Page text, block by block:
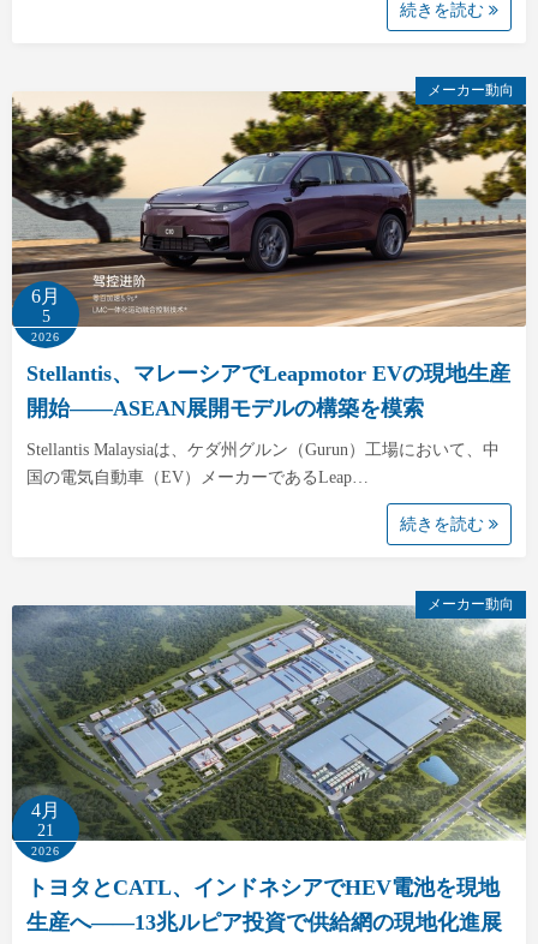
続きを読む
メーカー動向
6月
5
2026
Stellantis、マレーシアでLeapmotor EVの現地生産
開始――ASEAN展開モデルの構築を模索
Stellantis Malaysiaは、ケダ州グルン（Gurun）工場において、中
国の電気自動車（EV）メーカーであるLeap…
続きを読む
メーカー動向
4月
21
2026
トヨタとCATL、インドネシアでHEV電池を現地
生産へ――13兆ルピア投資で供給網の現地化進展